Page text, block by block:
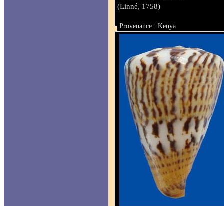
(Linné, 1758)
Provenance : Kenya
Taille : 53 mm